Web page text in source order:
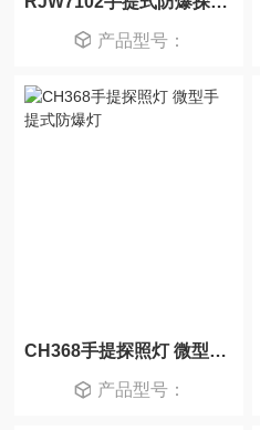
产品型号：
CH368手提探照灯 微型手提式防爆灯
产品型号：